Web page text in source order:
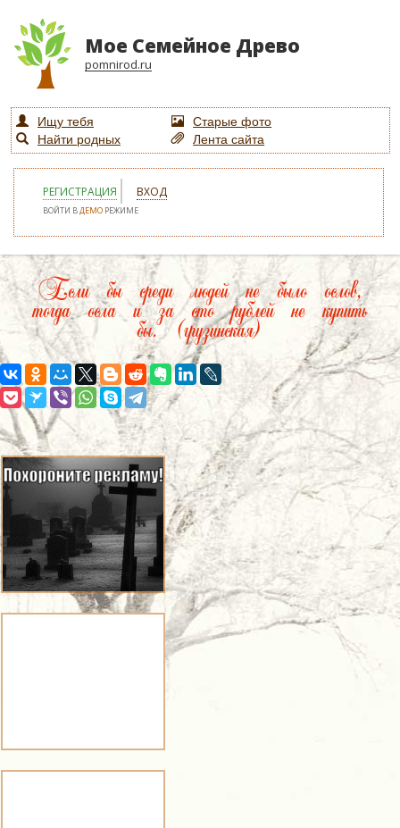
Мое Семейное Древо
pomnirod.ru
Ищу тебя
Старые фото
Найти родных
Лента сайта
РЕГИСТРАЦИЯ ВХОД
ВОЙТИ ВДЕМО РЕЖИМЕ
Если бы среди людей не было ослов,
тогда осла и за сто рублей не купить
бы. (грузинская)